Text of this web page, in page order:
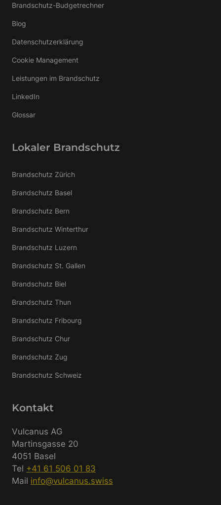
Brandschutz-Budgetrechner
Blog
Datenschutzerklärung
Cookie Management
Leistungen im Brandschutz
LinkedIn
Glossar
Lokaler Brandschutz
Brandschutz Zürich
Brandschutz Basel
Brandschutz Bern
Brandschutz Winterthur
Brandschutz Luzern
Brandschutz St. Gallen
Brandschutz Biel
Brandschutz Thun
Brandschutz Fribourg
Brandschutz Chur
Brandschutz Zug
Brandschutz Schweiz
Kontakt
Vulcanus AG
Martinsgasse 20
4051 Basel
Tel +41 61 506 01 83
Mail info@vulcanus.swiss